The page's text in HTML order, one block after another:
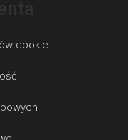
cookie